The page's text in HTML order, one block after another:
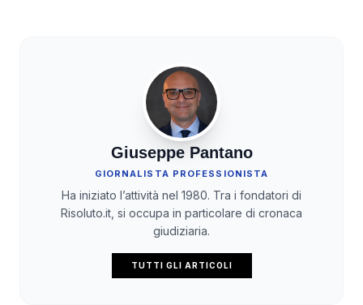
Giuseppe Pantano
GIORNALISTA PROFESSIONISTA
Ha iniziato l’attività nel 1980. Tra i fondatori di
Risoluto.it, si occupa in particolare di cronaca
giudiziaria.
TUTTI GLI ARTICOLI